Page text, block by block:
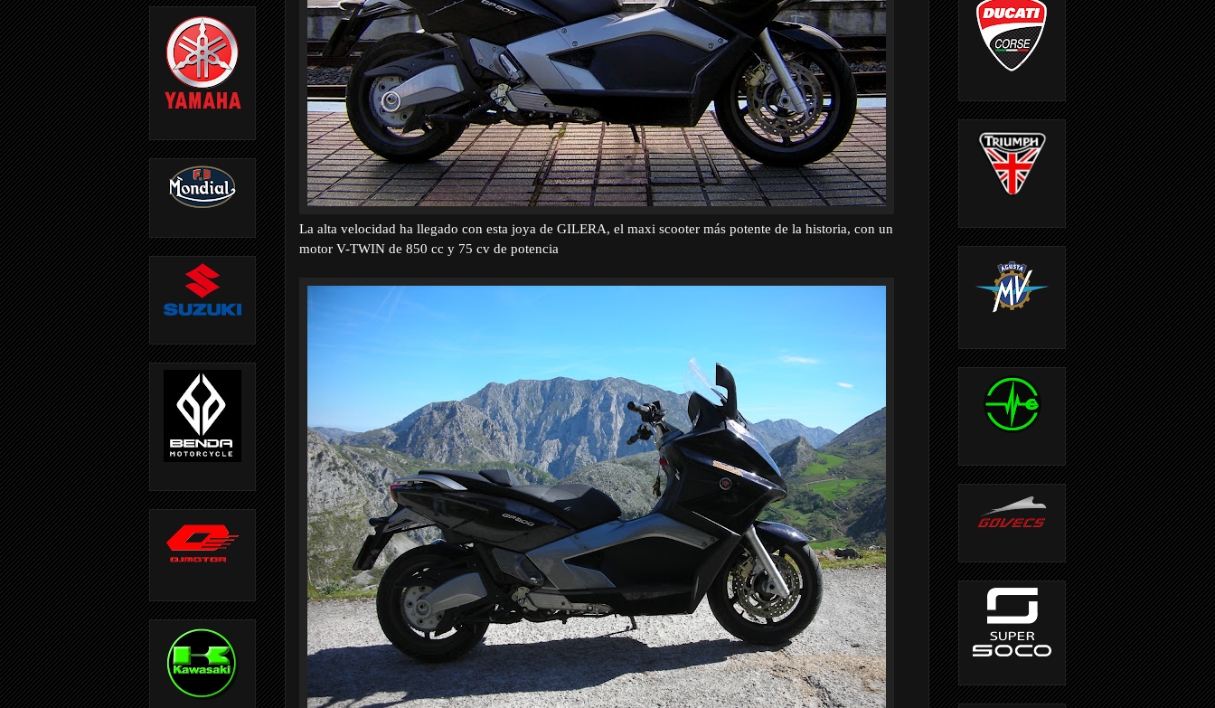
La alta velocidad ha llegado con esta joya de GILERA, el maxi scooter más potente de la historia, con un
motor V-TWIN de 850 cc y 75 cv de potencia